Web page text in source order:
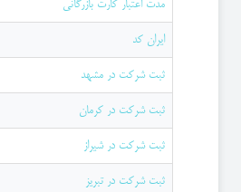
مدت اعتبار کارت بازرگانی
ایران کد
ثبت شرکت در مشهد
ثبت شرکت در کرمان
ثبت شرکت در شیراز
ثبت شرکت در تبریز